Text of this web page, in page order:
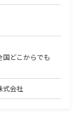
国どこからでも
式会社